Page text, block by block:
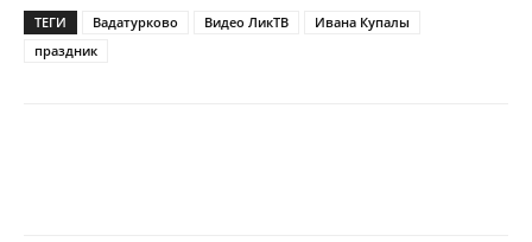
ТЕГИ Вадатурково Видео ЛикТВ
Ивана Купалы
праздник